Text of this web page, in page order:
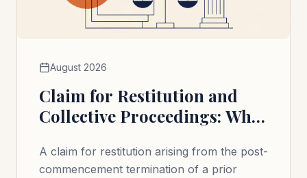
August 2026
Claim for Restitution and
Collective Proceedings: Why
Themselves Determine
A claim for restitution arising from the post-
commencement termination of a prior